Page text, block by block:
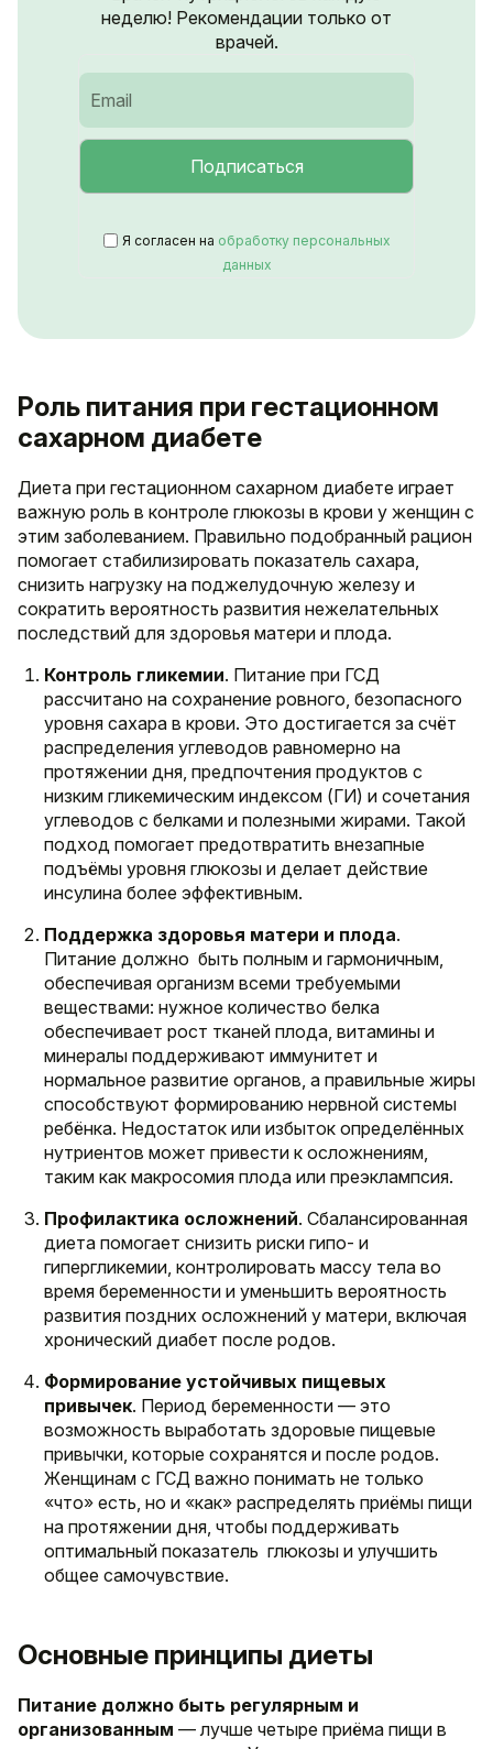
неделю! Рекомендации только от
врачей.
Я согласен на обработку персональных
данных
Роль питания при гестационном
сахарном диабете
Диета при гестационном сахарном диабете играет
важную роль в контроле глюкозы в крови у женщин с
этим заболеванием. Правильно подобранный рацион
помогает стабилизировать показатель сахара,
снизить нагрузку на поджелудочную железу и
сократить вероятность развития нежелательных
последствий для здоровья матери и плода.
Контроль гликемии. Питание при ГСД
рассчитано на сохранение ровного, безопасного
уровня сахара в крови. Это достигается за счёт
распределения углеводов равномерно на
протяжении дня, предпочтения продуктов с
низким гликемическим индексом (ГИ) и сочетания
углеводов с белками и полезными жирами. Такой
подход помогает предотвратить внезапные
подъёмы уровня глюкозы и делает действие
инсулина более эффективным.
Поддержка здоровья матери и плода.
Питание должно быть полным и гармоничным,
обеспечивая организм всеми требуемыми
веществами: нужное количество белка
обеспечивает рост тканей плода, витамины и
минералы поддерживают иммунитет и
нормальное развитие органов, а правильные жиры
способствуют формированию нервной системы
ребёнка. Недостаток или избыток определённых
нутриентов может привести к осложнениям,
таким как макросомия плода или преэклампсия.
Профилактика осложнений. Сбалансированная
диета помогает снизить риски гипо- и
гипергликемии, контролировать массу тела во
время беременности и уменьшить вероятность
развития поздних осложнений у матери, включая
хронический диабет после родов.
Формирование устойчивых пищевых
привычек. Период беременности — это
возможность выработать здоровые пищевые
привычки, которые сохранятся и после родов.
Женщинам с ГСД важно понимать не только
«что» есть, но и «как» распределять приёмы пищи
на протяжении дня, чтобы поддерживать
оптимальный показатель глюкозы и улучшить
общее самочувствие.
Основные принципы диеты
Питание должно быть регулярным и
организованным — лучше четыре приёма пищи в